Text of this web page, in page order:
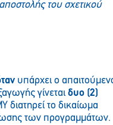
του σχετικού
υπάρχει ο
γίνεται δυο (2)
διατηρεί το δικαίωμα
των προγραμμάτων.